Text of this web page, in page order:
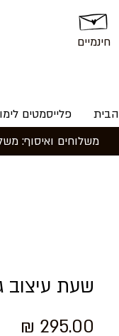
חינמיים
הבית פלייסמטים
₪
שעת עיצוב